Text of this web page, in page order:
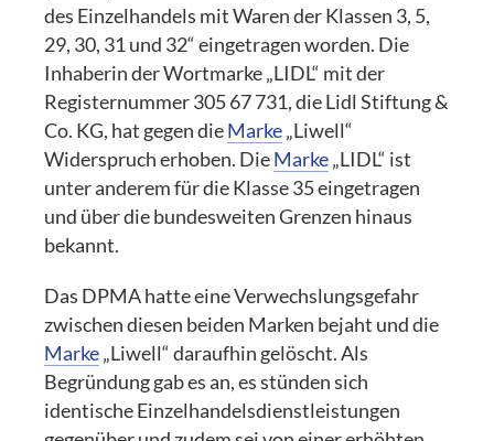
des Einzelhandels mit Waren der Klassen 3, 5,
29, 30, 31 und 32“ eingetragen worden. Die
Inhaberin der Wortmarke „LIDL“ mit der
Registernummer 305 67 731, die Lidl Stiftung &
Co. KG, hat gegen dieMarke„Liwell“
Widerspruch erhoben. DieMarke„LIDL“ ist
unter anderem für die Klasse 35 eingetragen
und über die bundesweiten Grenzen hinaus
bekannt.
Das DPMA hatte eine Verwechslungsgefahr
zwischen diesen beiden Marken bejaht und die
Marke„Liwell“ daraufhin gelöscht. Als
Begründung gab es an, es stünden sich
identische Einzelhandelsdienstleistungen